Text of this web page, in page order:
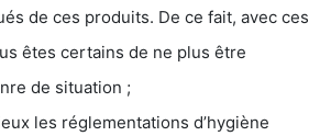
de ces produits. De ce fait, avec ces
êtes certains de ne plus être
de situation ;
les réglementations d’hygiène